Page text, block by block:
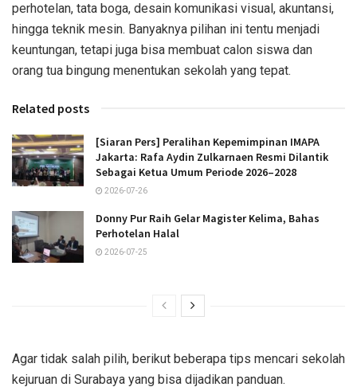
perhotelan, tata boga, desain komunikasi visual, akuntansi,
hingga teknik mesin. Banyaknya pilihan ini tentu menjadi
keuntungan, tetapi juga bisa membuat calon siswa dan
orang tua bingung menentukan sekolah yang tepat.
Related posts
[Siaran Pers] Peralihan Kepemimpinan IMAPA
Jakarta: Rafa Aydin Zulkarnaen Resmi Dilantik
Sebagai Ketua Umum Periode 2026–2028
2026-07-26
Donny Pur Raih Gelar Magister Kelima, Bahas
Perhotelan Halal
2026-07-25
Agar tidak salah pilih, berikut beberapa tips mencari sekolah
kejuruan di Surabaya yang bisa dijadikan panduan.